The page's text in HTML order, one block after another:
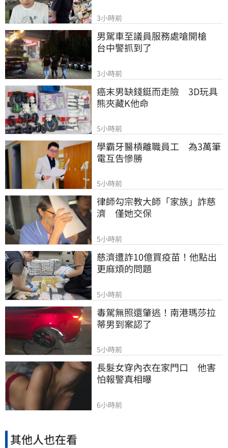
3小時前
男駕車至議員服務處嗆開槍
台中警抓到了
3小時前
癌末男缺錢鋌而走險　3D玩具
熊夾藏K他命
5小時前
學霸牙醫槓離職員工　為3萬筆
電互告慘勝
5小時前
律師勾宗教大師「家族」詐慈
濟　僅她交保
5小時前
慈濟遭詐10億買疫苗！他點出
更麻煩的問題
5小時前
毒駕無照還肇逃！南港瑪莎拉
蒂男到案認了
5小時前
長髮女穿內衣在家門口　他害
怕報警真相曝
6小時前
其他人也在看